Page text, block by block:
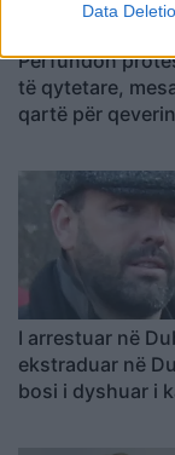
Data
Përfundon
të qytetare,
qartë për
largimi i Ramës
I arrestuar në
ekstraduar në
bosi i dyshuar i